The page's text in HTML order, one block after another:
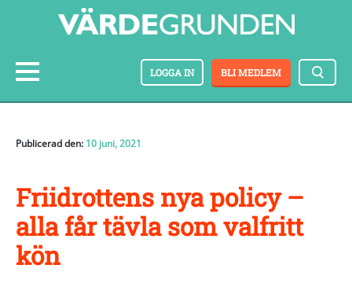
BLI MEDLEM
LOGGA IN
Publicerad den: 10 juni, 2021
Friidrottens nya policy –
alla får tävla som valfritt
kön